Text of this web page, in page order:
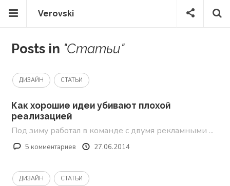
Verovski
Posts in "Статьи"
ДИЗАЙН СТАТЬИ
Как хорошие идеи убивают плохой
реализацией
Под зиму работал в команде с двумя рекламными ...
5 комментариев 27.06.2014
ДИЗАЙН СТАТЬИ